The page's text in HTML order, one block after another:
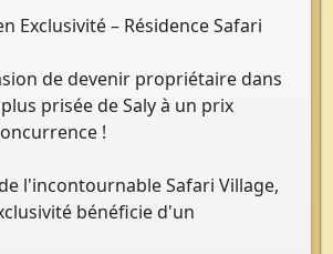
Exclusivité – Résidence Safari
de devenir propriétaire dans
prisée de Saly à un prix
!
l'incontournable Safari Village,
bénéficie d'un